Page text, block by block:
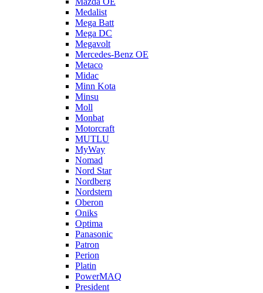
Medalist
Mega Batt
Mega DC
Megavolt
Mercedes-Benz OE
Metaco
Midac
Minn Kota
Minsu
Moll
Monbat
Motorcraft
MUTLU
MyWay
Nomad
Nord Star
Nordberg
Nordstern
Oberon
Oniks
Optima
Panasonic
Patron
Perion
Platin
PowerMAQ
President